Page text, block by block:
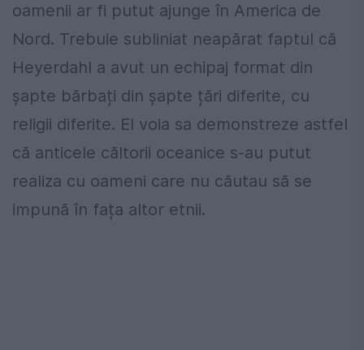
oamenii ar fi putut ajunge în America de
Nord. Trebuie subliniat neapărat faptul că
Heyerdahl a avut un echipaj format din
șapte bărbați din șapte țări diferite, cu
religii diferite. El voia sa demonstreze astfel
că anticele căltorii oceanice s-au putut
realiza cu oameni care nu căutau să se
impună în fața altor etnii.